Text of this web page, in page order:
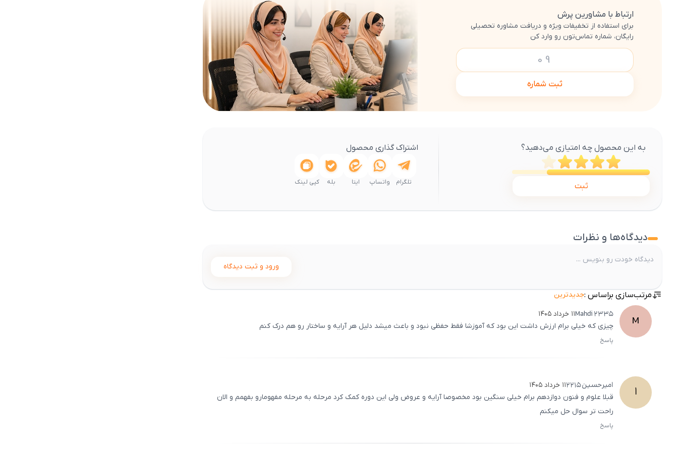
ارتباط با مشاورین پرش
برای استفاده از تخفیفات ویژه و دریافت مشاوره تحصیلی
رایگان، شماره تماس‌تون رو وارد کن
ثبت شماره
به این محصول چه امتیازی می‌دهید؟
ثبت
اشتراک گذاری محصول
تلگرام واتساپ ایتا بله کپی لینک
دیدگاه‌ها و نظرات
ورود و ثبت دیدگاه
مرتب‌سازی براساس :جدیدترین
M
Mahdi2335
۱۱ خرداد ۱۴۰۵
چیزی که خیلی برام ارزش داشت این بود که آموزشا فقط حفظی نبود و باعث میشد دلیل هر آرایه و ساختار رو هم درک کنم
پاسخ
ا امیرحسین2215۱۱ خرداد ۱۴۰۵
قبلا علوم و فنون دوازدهم برام خیلی سنگین بود مخصوصا آرایه و عروض ولی این دوره کمک کرد مرحله به مرحله مفهومارو بفهمم و الان
راحت تر سوال حل میکنم
پاسخ